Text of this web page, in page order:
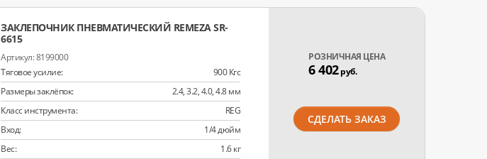
ЗАКЛЕПОЧНИК ПНЕВМАТИЧЕСКИЙ REMEZA SR-
6615
8199000
Тяговое усилие:
900 Кгс
Размеры заклёпок:
2.4, 3.2, 4.0, 4.8 мм
Класс инструмента:
REG
Вход:
1/4 дюйм
Вес:
1.6 кг
РОЗНИЧНАЯ ЦЕНА
6 402руб.
СДЕЛАТЬ ЗАКАЗ